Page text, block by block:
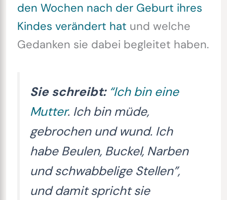
den Wochen nach der Geburt ihres
Kindes verändert hat und welche
Gedanken sie dabei begleitet haben.
Sie schreibt: “Ich bin eine
Mutter. Ich bin müde,
gebrochen und wund. Ich
habe Beulen, Buckel, Narben
und schwabbelige Stellen”,
und damit spricht sie